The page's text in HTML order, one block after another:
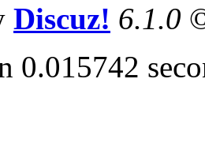
Discuz! 6.1.0
0.015742